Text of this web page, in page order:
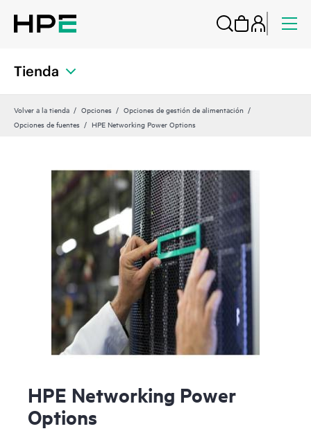
Tienda
Volver a la tienda Opciones
Opciones de gestión de alimentación
Opciones de fuentes
HPE Networking Power Options
HPE Networking Power
Options